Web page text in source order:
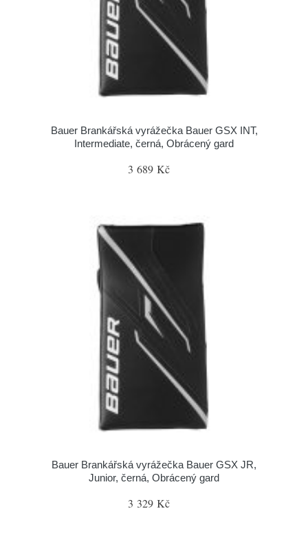
Bauer Brankářská vyrážečka Bauer GSX INT,
Intermediate, černá, Obrácený gard
3 689 Kč
Bauer Brankářská vyrážečka Bauer GSX JR,
Junior, černá, Obrácený gard
3 329 Kč